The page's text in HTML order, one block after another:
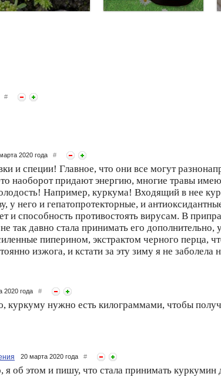
#
2020 года #
и специи! Главное, что они все могут
наоборот придают энергию, многие травы
Например, куркума! Входящий в нее
у него и гепатопротекторные, и
и способность противостоять вирусам. В
так давно стала принимать его дополнительно,
пиперином, экстрактом черного перца,
изжога, и кстати за эту зиму я не заболела
2020 года #
куркуму нужно есть килограммами, чтобы
20 марта 2020 года #
я об этом и пишу, что стала принимать куркумин